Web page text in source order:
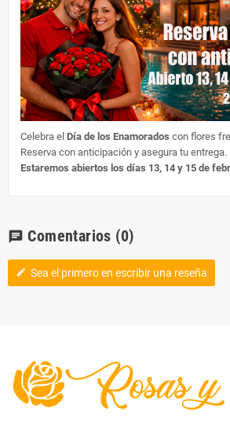
Celebra el Día de los Enamorados con flores
Reserva con anticipación y asegura tu entrega.
Estaremos abiertos los días 13, 14 y 15 de
chat Comentarios (0)
edit Sea el primero en escribir una reseña